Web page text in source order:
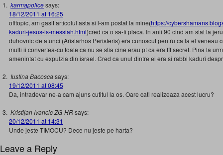
karmapolicesays:
18/12/2011 at 16:25
offtopic, am gasit articolul asta si l-am postat la mine(https://
kaduri-jesus-is-messiah.html)cred ca o sa-ti placa. In anii 90 cind am stat la
duhovnic de atunci (Aristarhos Peristeris) era cunoscut pentru ca la el veneau
multi ii convertea-cu toate ca nu se stia cine erau pt ca era fff secret. Pina la
amenintat cu expulzia din israel. Cred ca unul dintre ei era si rabbi kaduri
Iustina Bacoscasays:
19/12/2011 at 08:45
Da, intradevar ne-a cam ajuns cutitul la os. Oare cati realizeaza acest lucru?
Kristijan Ivancic ZG-HRsays:
20/12/2011 at 14:31
Unde jeste TIMOCU? Dece nu jeste pe harta?
Leave a Reply